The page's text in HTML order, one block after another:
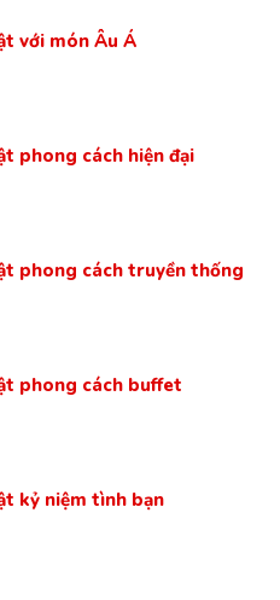
với món Âu Á
phong cách hiện đại
phong cách truyền thống
phong cách buffet
kỷ niệm tình bạn